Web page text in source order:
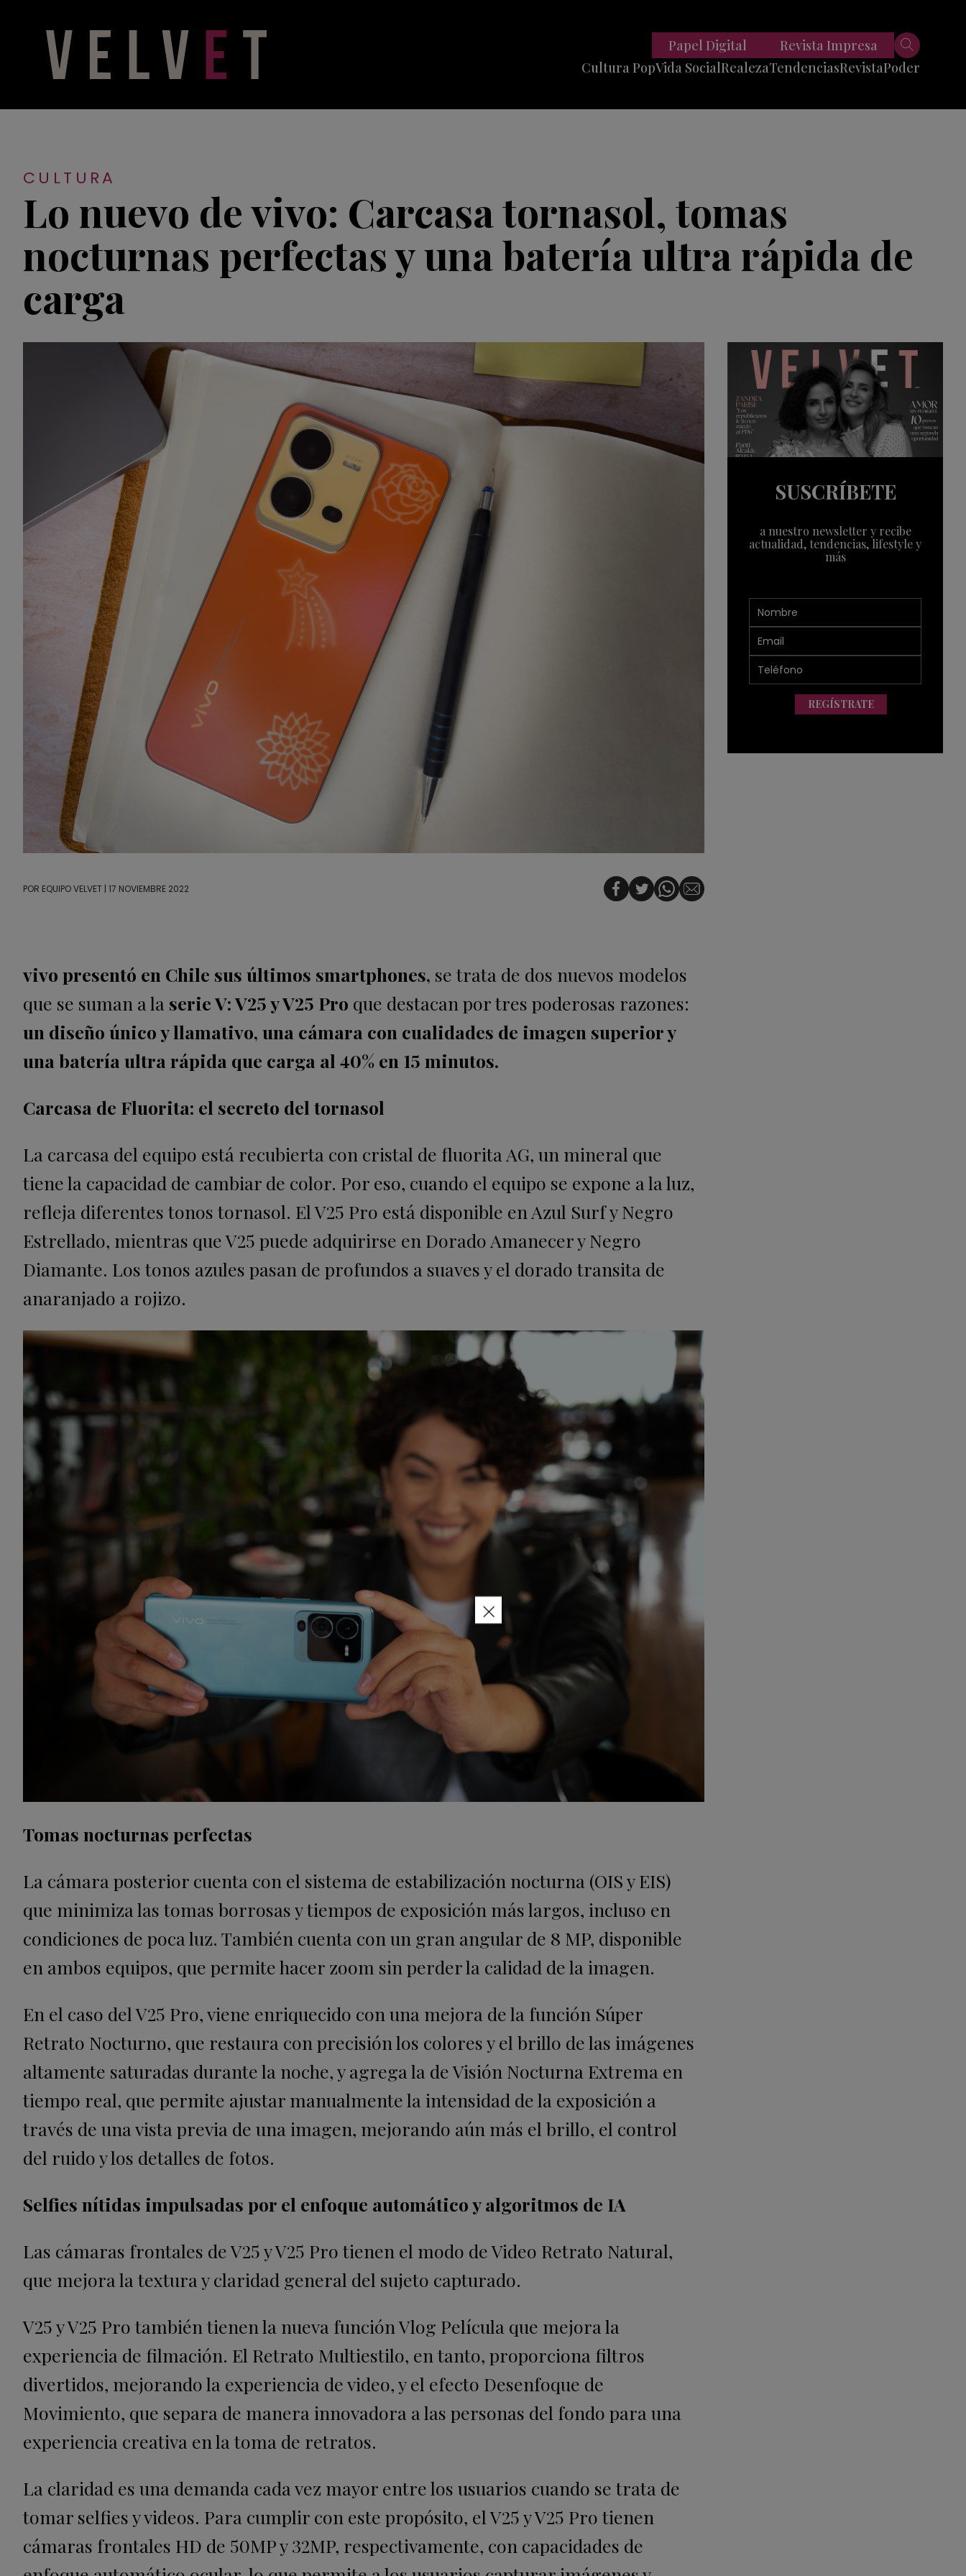
Cultura PopVida SocialRealezaTendencias
Viajes
Tech
RevistaPoder
Papel Digital Revista Impresa
CULTURA
Lo nuevo de vivo: Carcasa tornasol, tomas
nocturnas perfectas y una batería ultra rápida de
carga
POR EQUIPO VELVET | 17 NOVIEMBRE 2022
vivo presentó en Chile sus últimos smartphones, se trata de dos nuevos modelos
que se suman a la serie V: V25 y V25 Pro que destacan por tres poderosas razones:
un diseño único y llamativo, una cámara con cualidades de imagen superior y
una batería ultra rápida que carga al 40% en 15 minutos.
Carcasa de Fluorita: el secreto del tornasol
La carcasa del equipo está recubierta con cristal de fluorita AG, un mineral que
tiene la capacidad de cambiar de color. Por eso, cuando el equipo se expone a la luz,
refleja diferentes tonos tornasol. El V25 Pro está disponible en Azul Surf y Negro
Estrellado, mientras que V25 puede adquirirse en Dorado Amanecer y Negro
Diamante. Los tonos azules pasan de profundos a suaves y el dorado transita de
anaranjado a rojizo.
Tomas nocturnas perfectas
La cámara posterior cuenta con el sistema de estabilización nocturna (OIS y EIS)
que minimiza las tomas borrosas y tiempos de exposición más largos, incluso en
condiciones de poca luz. También cuenta con un gran angular de 8 MP, disponible
en ambos equipos, que permite hacer zoom sin perder la calidad de la imagen.
En el caso del V25 Pro, viene enriquecido con una mejora de la función Súper
Retrato Nocturno, que restaura con precisión los colores y el brillo de las imágenes
altamente saturadas durante la noche, y agrega la de Visión Nocturna Extrema en
tiempo real, que permite ajustar manualmente la intensidad de la exposición a
través de una vista previa de una imagen, mejorando aún más el brillo, el control
del ruido y los detalles de fotos.
Selfies nítidas impulsadas por el enfoque automático y algoritmos de IA
Las cámaras frontales de V25 y V25 Pro tienen el modo de Video Retrato Natural,
que mejora la textura y claridad general del sujeto capturado.
V25 y V25 Pro también tienen la nueva función Vlog Película que mejora la
experiencia de filmación. El Retrato Multiestilo, en tanto, proporciona filtros
divertidos, mejorando la experiencia de video, y el efecto Desenfoque de
Movimiento, que separa de manera innovadora a las personas del fondo para una
experiencia creativa en la toma de retratos.
La claridad es una demanda cada vez mayor entre los usuarios cuando se trata de
tomar selfies y videos. Para cumplir con este propósito, el V25 y V25 Pro tienen
cámaras frontales HD de 50MP y 32MP, respectivamente, con capacidades de
SUSCRÍBETE
a nuestro newsletter y recibe
actualidad, tendencias, lifestyle y
más
REGÍSTRATE
×